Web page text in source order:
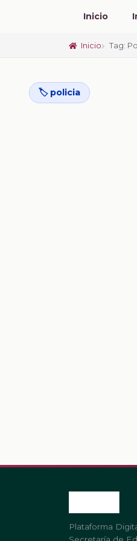
Inicio
Inicio Tag:
🏷️ policia
Plataforma